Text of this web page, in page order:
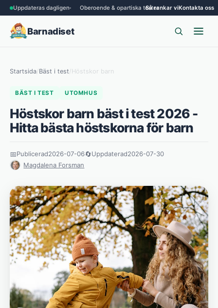
Uppdateras dagligen Oberoende & opartiska testerSå rankar viKontakta oss
Barnadiset
Startsida/Bäst i test/ Höstskor barn
BÄST I TEST UTOMHUS
Höstskor barn bäst i test 2026 -
Hitta bästa höstskorna för barn
📅Publicerad2026-07-06🔄Uppdaterad2026-07-30
Magdalena Forsman